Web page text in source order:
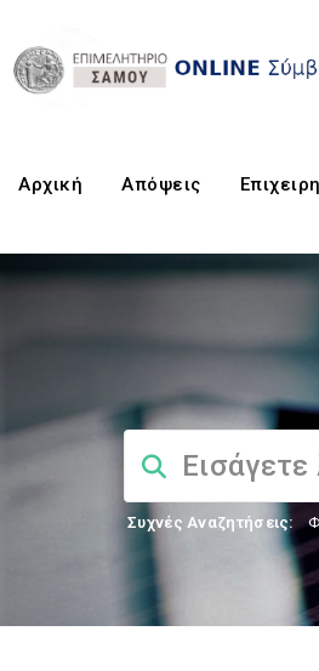
Αρχική Aπόψεις
Συχνές Αναζητήσεις: